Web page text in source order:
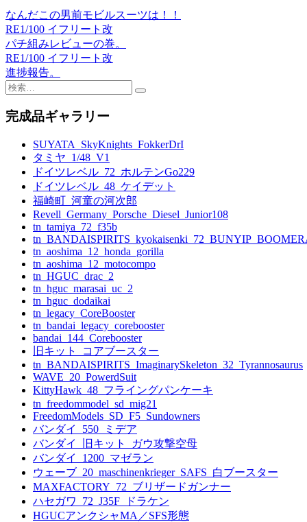
投
稿
ナ
ビ
ゲ
ー
なんだこの男前モビルスーツは！！
RE1/100 イフリート改
パチ組みレビューの巻。
RE1/100 イフリート改
進捗報告。
検
完成品ギャラリー
SUYATA_SkyKnights_FokkerDrI
タミヤ_1/48_V1
ドイツレベル_72_ホルテンGo229
ドイツレベル_48_ケイデット
福崎町_河童の河次郎
Revell_Germany_Porsche_Diesel_Junior108
tn_tamiya_72_f35b
tn_aoshima_12_honda_gorilla
tn_aoshima_12_motocompo
tn_HGUC_drac_2
tn_hguc_marasai_uc_2
tn_hguc_dodaikai
tn_legacy_CoreBooster
tn_bandai_legacy_corebooster
bandai_144_Corebooster
旧キット_コアブースター
tn_BANDAISPIRITS_ImaginarySkeleton_32_Tyrannosaurus
WAVE_20_PowerdSuit
KittyHawk_48_フライングパンケーキ
tn_freedommodel_sd_mig21
FreedomModels_SD_F5_Sundowners
バンダイ_550_ミデア
バンダイ_旧キット_ガウ攻撃空母
バンダイ_1200_マゼラン
ウェーブ_20_maschinenkrieger_SAFS_白ブースター
MAXFACTORY_72_ブリザードガンナー
ハセガワ_72_J35F_ドラケン
HGUCアンクシャMA／SFS形態